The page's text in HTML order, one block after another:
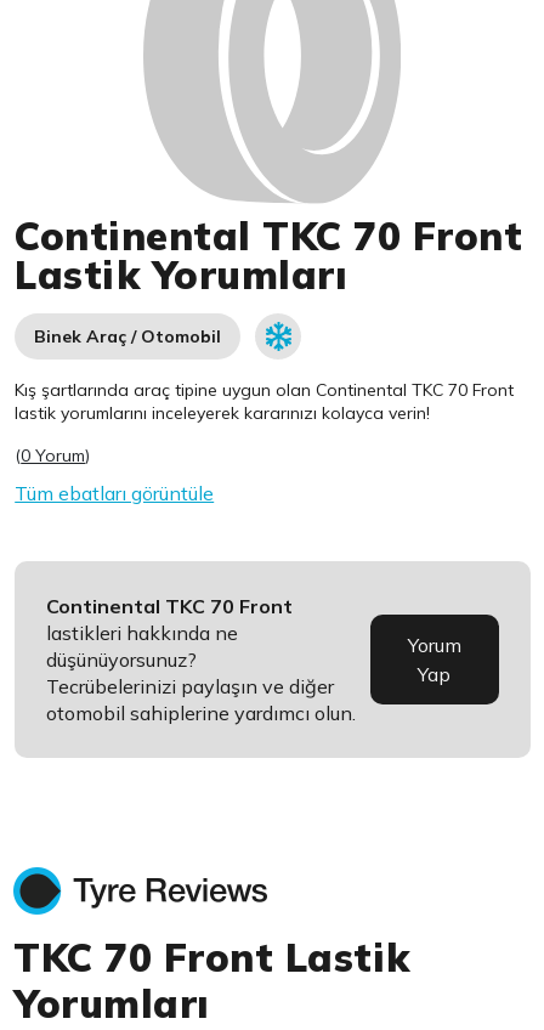
Continental TKC 70 Front
Lastik Yorumları
Binek Araç / Otomobil
Kış şartlarında araç tipine uygun olanContinental TKC 70 Front
lastik yorumlarını inceleyerek kararınızı kolayca verin!
(0 Yorum)
Tüm ebatları görüntüle
Continental TKC 70 Front
lastikleri hakkında ne
düşünüyorsunuz?
Tecrübelerinizi paylaşın ve diğer
otomobil sahiplerine yardımcı olun.
Yorum
Yap
TKC 70 Front Lastik
Yorumları